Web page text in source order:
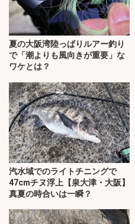
夏の大阪湾陸っぱりルアー釣り
で「潮よりも風向きが重要」な
ワケとは？
汽水域でのライトチニングで
47cmチヌ浮上【泉大津・大阪】
真夏の時合いは一瞬？